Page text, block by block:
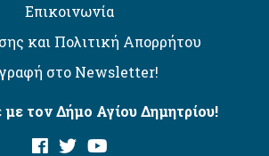
Επικοινωνία
και Πολιτική Απορρήτου
στο Newsletter!
με τον Δήμο Αγίου Δημητρίου!